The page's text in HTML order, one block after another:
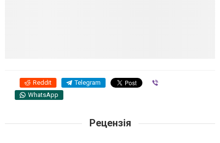
Reddit Telegram
WhatsApp
Рецензія